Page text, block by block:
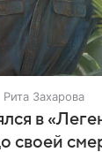
Рита Захарова
в
своей